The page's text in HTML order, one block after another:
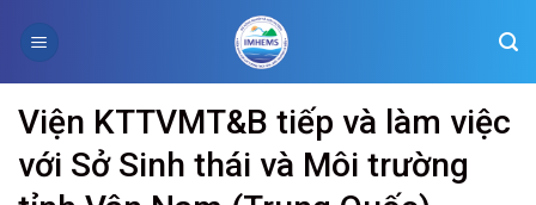
Viện KTTVMT&B tiếp và làm việc
với Sở Sinh thái và Môi trường